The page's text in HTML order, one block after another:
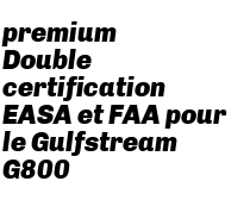
premium
Double
certification
EASA et FAA pour
le Gulfstream
G800